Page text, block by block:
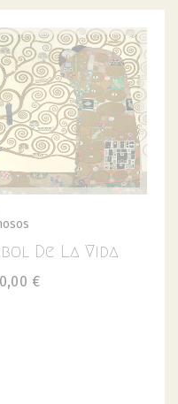
De La Vida
€